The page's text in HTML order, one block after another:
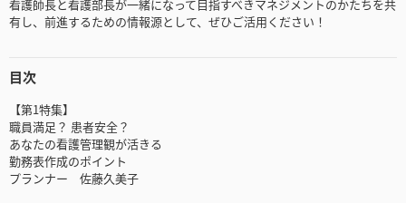
看護師長と看護部長が一緒になって目指すべきマネジメントのかたちを共
有し、前進するための情報源として、ぜひご活用ください！
目次
【第1特集】
職員満足？ 患者安全？
あなたの看護管理観が活きる
勤務表作成のポイント
プランナー 佐藤久美子